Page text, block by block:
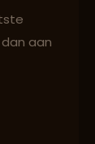
milieu
aan